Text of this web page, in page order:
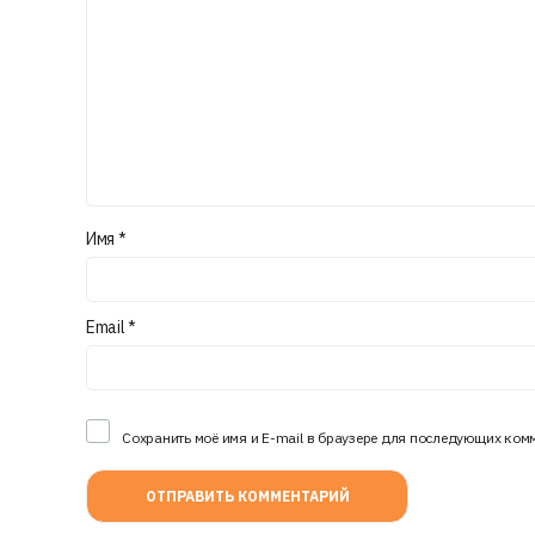
Имя *
Email*
Сохранить моё имя и E-mail в браузере для последующих